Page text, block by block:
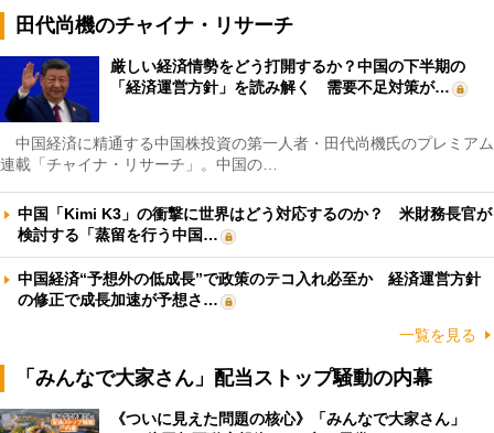
田代尚機のチャイナ・リサーチ
厳しい経済情勢をどう打開するか？中国の下半期の
「経済運営方針」を読み解く 需要不足対策が…
中国経済に精通する中国株投資の第一人者・田代尚機氏のプレミアム
連載「チャイナ・リサーチ」。中国の…
中国「Kimi K3」の衝撃に世界はどう対応するのか？ 米財務長官が
検討する「蒸留を行う中国…
中国経済“予想外の低成長”で政策のテコ入れ必至か 経済運営方針
の修正で成長加速が予想さ…
一覧を見る
「みんなで大家さん」配当ストップ騒動の内幕
《ついに見えた問題の核心》「みんなで大家さん」